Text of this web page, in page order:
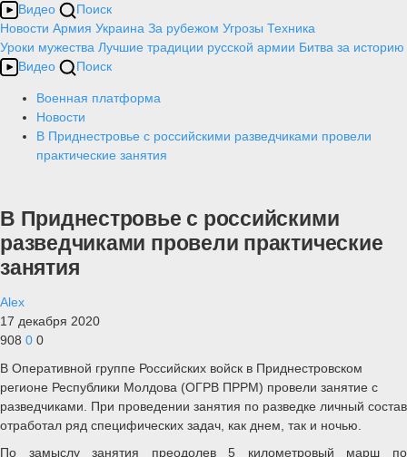
Видео
Поиск
Новости Армия Украина За рубежом Угрозы Техника
Уроки мужества Лучшие традиции русской армии Битва за историю
Видео
Поиск
Военная платформа
Новости
В Приднестровье с российскими разведчиками провели
практические занятия
В Приднестровье с российскими
разведчиками провели практические
занятия
Alex
17 декабря 2020
908 0 0
В Оперативной группе Российских войск в Приднестровском
регионе Республики Молдова (ОГРВ ПРРМ) провели занятие с
разведчиками. При проведении занятия по разведке личный состав
отработал ряд специфических задач, как днем, так и ночью.
По замыслу занятия преодолев 5 километровый марш по